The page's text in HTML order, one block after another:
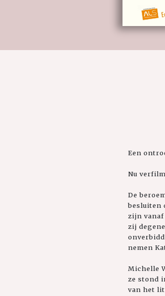
Een
Nu
De
besluiten
zijn
zij
nemen
Michelle
ze stond
van het